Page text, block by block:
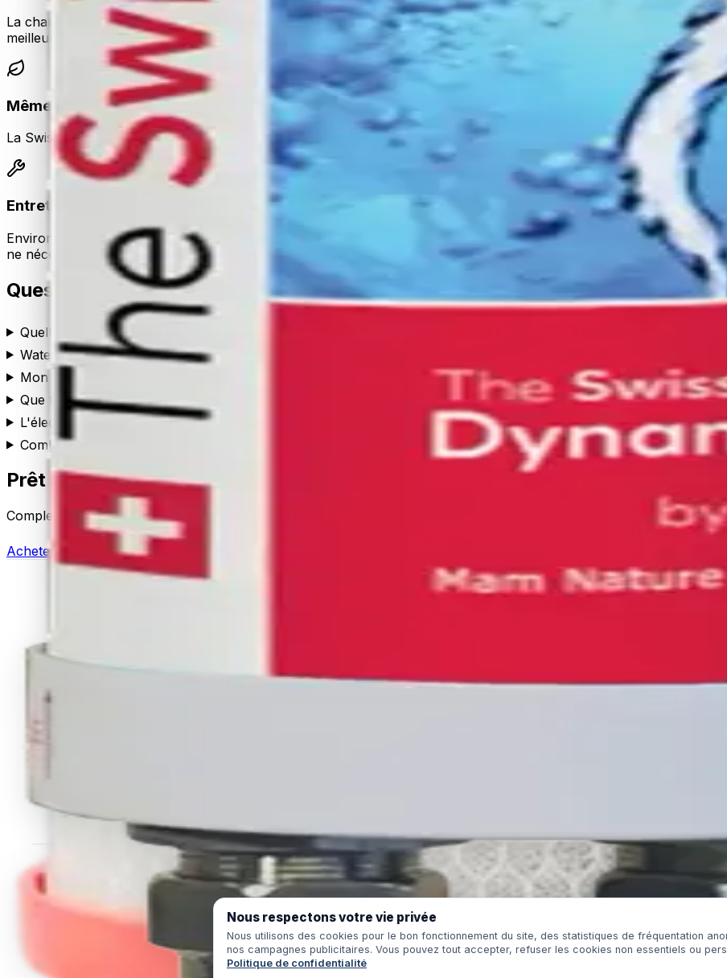
La chambre à vortex du Swiss Water Dynamizer crée un tourbillon contrôlé qui restructure l'eau avant qu'elle
meilleur goût, une meilleure stabilité biologique et disponibilité cellulaire, et une sensation de peau / cheveux plus
Même filtration confirmée en laboratoire par l'ETH
La Swiss Water Cartridge au cœur du Complete Set est identique à celle de l'Essential et de l'Essential Plus —
Entretien « réglez et oubliez »
Environ 10 minutes par an : remplacez la cartouche, c'est tout. Le filtre à particules s'auto-rétrolave ; Water LIME
ne nécessitent aucun entretien.
Questions fréquentes
Quelle est la différence entre Complete Set et Essential Plus ?
Water LIME utilise-t-il de l'électricité ou du sel ?
Mon savon moussera-t-il encore ?
Que fait réellement le Dynamizer ?
L'électricité est-elle nécessaire ?
Combien d'entretien par an ?
Prêt à passer à l'eau filtrée ?
Complete Set est expédié dans le monde entier avec une garantie de 10 ans, la livraison gratuite et 60 jours satisfait
Acheter Complete Set
Une eau pure, saine et revitalisée dans
À propos
Nous acceptons
Langue:EnglishFrançaisDeutschEspañol Plan du site
Nous respectons votre vie privée
Nous utilisons des cookies pour le bon fonctionnement du site, des statistiques de fréquentation
nos campagnes publicitaires. Vous pouvez tout accepter, refuser les cookies non essentiels ou
Politique de confidentialité